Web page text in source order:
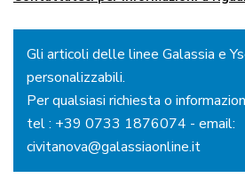
Gli articoli delle linee Galassia e
personalizzabili.
Per qualsiasi richiesta o
tel : +39 0733 1876074 - email:
civitanova@galassiaonline.it